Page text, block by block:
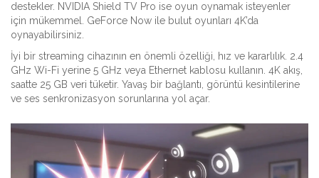
destekler. NVIDIA Shield TV Pro ise oyun oynamak isteyenler
için mükemmel. GeForce Now ile bulut oyunları 4K’da
oynayabilirsiniz.
İyi bir streaming cihazının en önemli özelliği, hız ve kararlılık. 2.4
GHz Wi-Fi yerine 5 GHz veya Ethernet kablosu kullanın. 4K akış,
saatte 25 GB veri tüketir. Yavaş bir bağlantı, görüntü kesintilerine
ve ses senkronizasyon sorunlarına yol açar.